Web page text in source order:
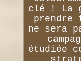
clé ! La
ne sera
étudiée